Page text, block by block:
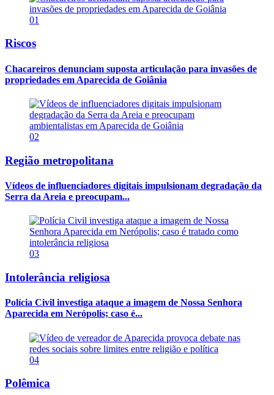
01
Riscos
Chacareiros denunciam suposta articulação para invasões de
propriedades em Aparecida de Goiânia
02
Região metropolitana
Vídeos de influenciadores digitais impulsionam degradação da
Serra da Areia e preocupam...
03
Intolerância religiosa
Polícia Civil investiga ataque a imagem de Nossa Senhora
Aparecida em Nerópolis; caso é...
04
Polêmica